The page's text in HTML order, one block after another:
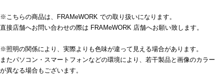
※こちらの商品は、FRAMeWORK での取り扱いになります。
直接店舗へお問い合わせの際は FRAMeWORK 店舗へお願い致します。
※照明の関係により、実際よりも色味が違って見える場合があります。
またパソコン・スマートフォンなどの環境により、若干製品と画像のカラー
が異なる場合もございます。